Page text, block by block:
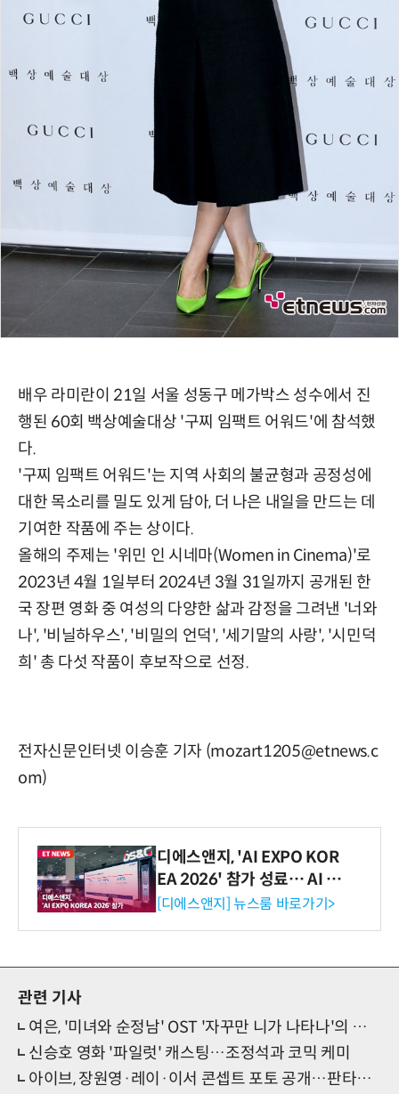
배우 라미란이 21일 서울 성동구 메가박스 성수에서 진
행된 60회 백상예술대상 '구찌 임팩트 어워드'에 참석했
다.
'구찌 임팩트 어워드'는 지역 사회의 불균형과 공정성에
대한 목소리를 밀도 있게 담아, 더 나은 내일을 만드는 데
기여한 작품에 주는 상이다.
올해의 주제는 '위민 인 시네마(Women in Cinema)'로
2023년 4월 1일부터 2024년 3월 31일까지 공개된 한
국 장편 영화 중 여성의 다양한 삶과 감정을 그려낸 '너와
나', '비닐하우스', '비밀의 언덕', '세기말의 사랑', '시민덕
희' 총 다섯 작품이 후보작으로 선정.
전자신문인터넷 이승훈 기자 (mozart1205@etnews.c
om)
디에스앤지, 'AI EXPO KOR
EA 2026' 참가 성료… AI 전
생애주기 아우르는 통합 솔루
[디에스앤지] 뉴스룸 바로가기>
관련 기사
여은, '미녀와 순정남' OST '자꾸만 니가 나타나'의 가창
신승호 영화 '파일럿' 캐스팅…조정석과 코믹 케미
아이브, 장원영·레이·이서 콘셉트 포토 공개…판타지 비주얼